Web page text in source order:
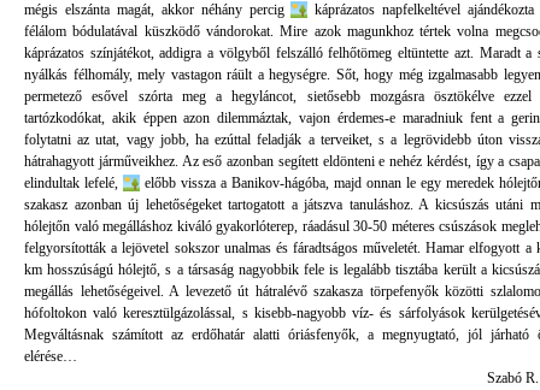
mégis elszánta magát, akkor néhány percig
káprázatos napfelkeltével
félálom bódulatával küszködő vándorokat. Mire azok magunkhoz tértek volna
káprázatos színjátékot, addigra a völgyből felszálló felhőtömeg eltüntette azt. Maradt a
nyálkás félhomály, mely vastagon ráült a hegységre. Sőt, hogy még izgalmasabb
permetező esővel szórta meg a hegyláncot, sietősebb mozgásra ösztökélve
tartózkodókat, akik éppen azon dilemmáztak, vajon érdemes-e maradniuk fent a
folytatni az utat, vagy jobb, ha ezúttal feladják a terveiket, s a legrövidebb úton
hátrahagyott járműveikhez. Az eső azonban segített eldönteni e nehéz kérdést, így a
elindultak lefelé,
előbb vissza a Banikov-hágóba, majd onnan le egy meredek
szakasz azonban új lehetőségeket tartogatott a játszva tanuláshoz. A kicsúszás utáni
hólejtőn való megálláshoz kiváló gyakorlóterep, ráadásul 30-50 méteres csúszások
felgyorsították a lejövetel sokszor unalmas és fáradtságos műveletét. Hamar elfogyott a
km hosszúságú hólejtő, s a társaság nagyobbik fele is legalább tisztába került a
megállás lehetőségeivel. A levezető út hátralévő szakasza törpefenyők közötti
hófoltokon való keresztülgázolással, s kisebb-nagyobb víz- és sárfolyások
Megváltásnak számított az erdőhatár alatti óriásfenyők, a megnyugtató, jól járható
elérése…
Szabó